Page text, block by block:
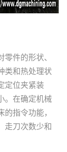
件的形状、
类和热处理状
定位夹紧装
。在确定机械
指令功能，
走刀次数少和